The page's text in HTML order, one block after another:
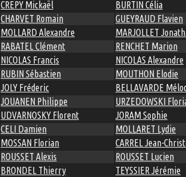
CREPY Mickaël BURTIN Célia
CHARVET Romain GUEYRAUD Flavien
MOLLARD Alexandre MARJOLLET
RABATEL Clément RENCHET Marion
NICOLAS Francis NICOLAS Alexandre
RUBIN Sébastien MOUTHON Elodie
JOLY Fréderic BELLAVARDE
JOUANEN Philippe URZEDOWSKI
UDVARNOSKY Florent JORAM Sophie
CELI Damien MOLLARET Lydie
MOSSAN Florian CARREL Jean-
ROUSSET Alexis ROUSSET Lucien
BRONDEL Thierry TEYSSIER Jérémie